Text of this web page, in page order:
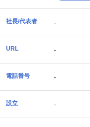
社長/代表者 -
URL -
電話番号 -
設立 -